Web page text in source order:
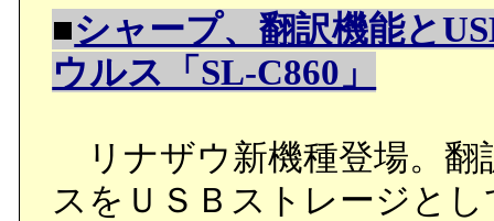
■シャープ、翻訳機能と
ウルス「SL-C860」
リナザウ新機種登場。翻
スをＵＳＢストレージと